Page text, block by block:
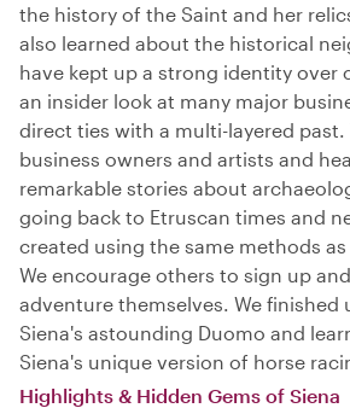
the history of the Saint and her
also learned about the historical
have kept up a strong identity over
an insider look at many major
direct ties with a multi-layered past.
business owners and artists and
remarkable stories about
going back to Etruscan times and
created using the same methods as
We encourage others to sign up
adventure themselves. We finished
Siena's astounding Duomo and
Siena's unique version of horse
Highlights & Hidden Gems of Siena